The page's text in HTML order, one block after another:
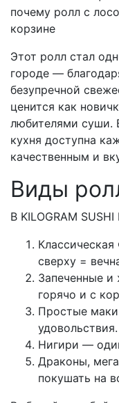
почему ролл с
корзине
Этот ролл стал
городе —
безупречной
ценится как
любителями суши.
кухня доступна
качественным и
Виды
В KILOGRAM
сверху =
Запеченные и
горячо и с
Простые
удовольствия.
Нигири —
Драконы,
покушать на